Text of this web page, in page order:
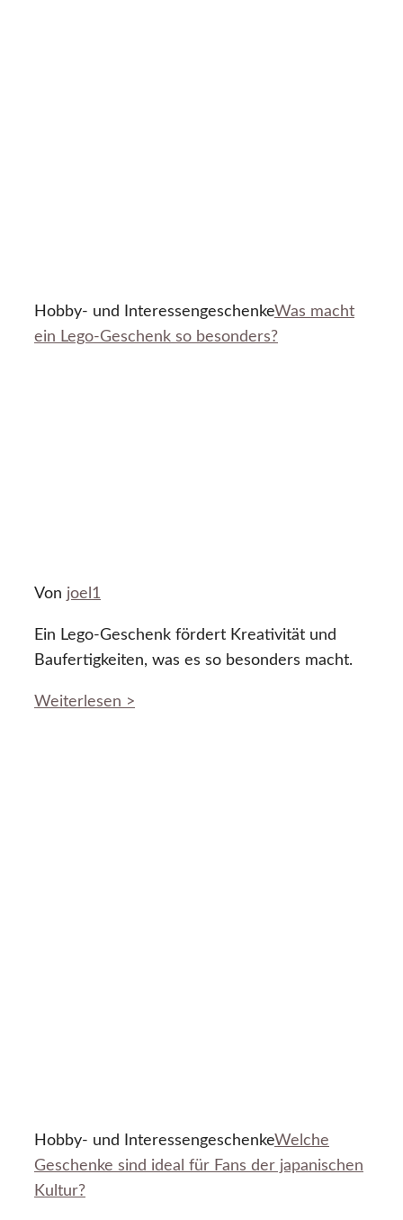
Hobby- und InteressengeschenkeWas macht
ein Lego-Geschenk so besonders?
Von joel1
Ein Lego-Geschenk fördert Kreativität und
Baufertigkeiten, was es so besonders macht.
Weiterlesen >
Hobby- und InteressengeschenkeWelche
Geschenke sind ideal für Fans der japanischen
Kultur?